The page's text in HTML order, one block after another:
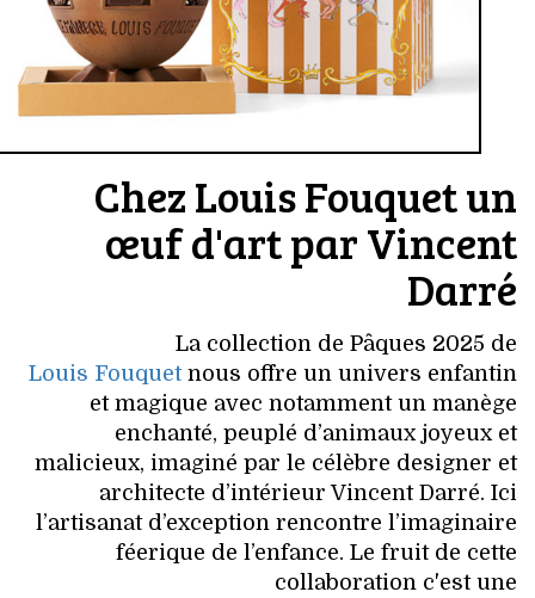
Chez Louis Fouquet un
œuf d'art par Vincent
Darré
La collection de Pâques 2025 de
Louis Fouquetnous offre un univers enfantin
et magique avec notamment un manège
enchanté, peuplé d’animaux joyeux et
malicieux, imaginé par le célèbre designer et
architecte d’intérieur Vincent Darré. Ici
l’artisanat d’exception rencontre l’imaginaire
féerique de l’enfance. Le fruit de cette
collaboration c'est une